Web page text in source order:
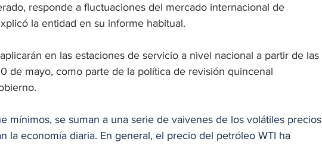
responde a fluctuaciones del mercado internacional de
la entidad en su informe habitual.
en las estaciones de servicio a nivel nacional a partir de las
de mayo, como parte de la política de revisión quincenal
mínimos, se suman a una serie de vaivenes de los volátiles precios
la economía diaria. En general, el precio del petróleo WTI ha